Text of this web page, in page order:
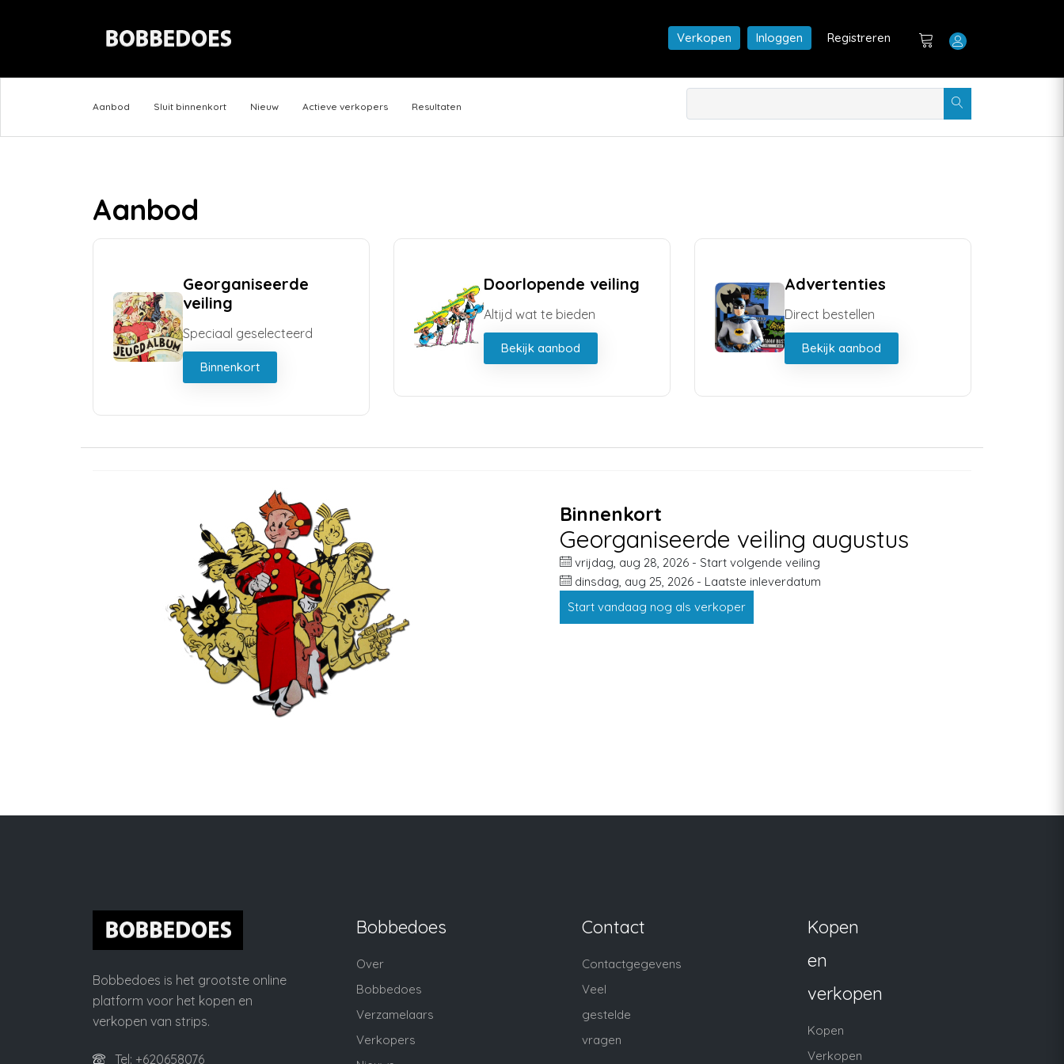
Verkopen Inloggen Registreren
Aanbod Sluit binnenkort Nieuw Actieve verkopers Resultaten
Aanbod
Georganiseerde
veiling
Speciaal geselecteerd
Binnenkort
Doorlopende veiling
Altijd wat te bieden
Bekijk aanbod
Advertenties
Direct bestellen
Bekijk aanbod
Binnenkort
Georganiseerde veiling augustus
vrijdag, aug 28, 2026 - Start volgende veiling
dinsdag, aug 25, 2026 - Laatste inleverdatum
Start vandaag nog als verkoper
Bobbedoes is het grootste online
platform voor het kopen en
verkopen van strips.
Tel: +620658076
Bobbedoes
Over
Bobbedoes
Verzamelaars
Verkopers
Contact
Contactgegevens
Veel
gestelde
vragen
Kopen
en
verkopen
Kopen
Verkopen